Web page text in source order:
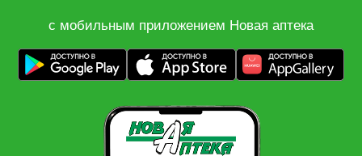
с мобильным приложением Новая аптека